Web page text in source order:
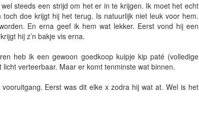
steeds een strijd om het er in te krijgen. Ik moet het echt
toch doe krijgt hij het terug. Is natuurlijk niet leuk voor hem.
En erna geef ik hem wat lekker. Eerst vond hij een
hij z’n bakje vis erna.
heb ik een gewoon goedkoop kuipje kip paté (volledige
verteerbaar. Maar er komt tenminste wat binnen.
Eerst was dit elke x zodra hij wat at. Wel is het